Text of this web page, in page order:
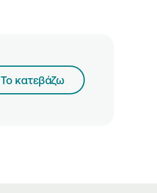
Το κατεβάζω